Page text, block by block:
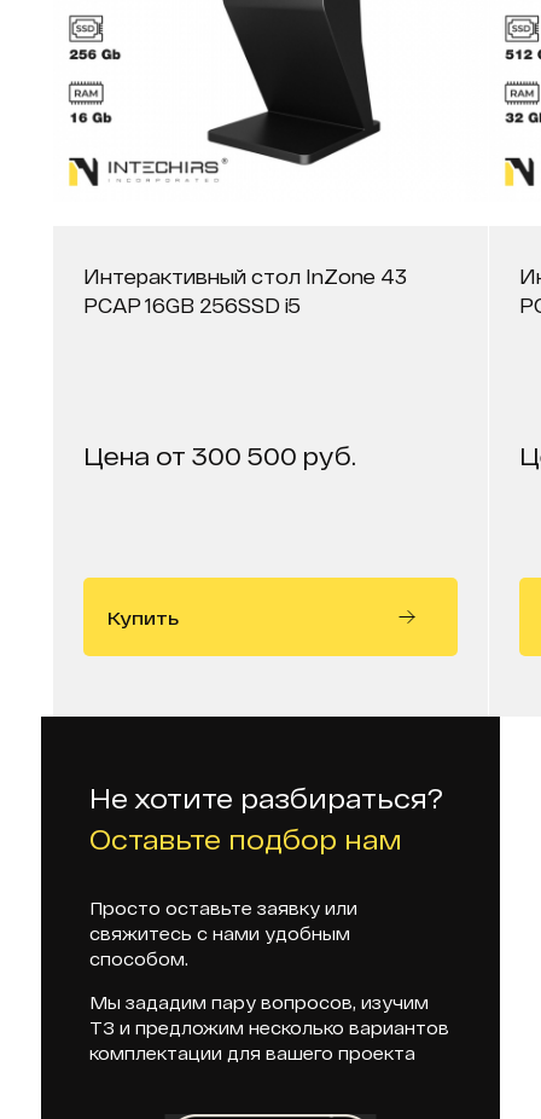
Интерактивный стол InZone 43
PCAP 16GB 256SSD i5
Цена от 300 500 руб.
Купить
Не хотите разбираться?
Оставьте подбор нам
Просто оставьте заявку или
свяжитесь с нами удобным
способом.
Мы зададим пару вопросов, изучим
ТЗ и предложим несколько вариантов
комплектации для вашего проекта